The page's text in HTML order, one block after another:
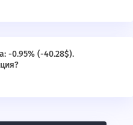
-0.95% (-40.28$).